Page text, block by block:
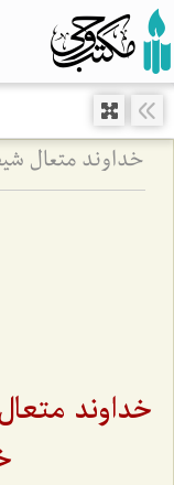
خداوند